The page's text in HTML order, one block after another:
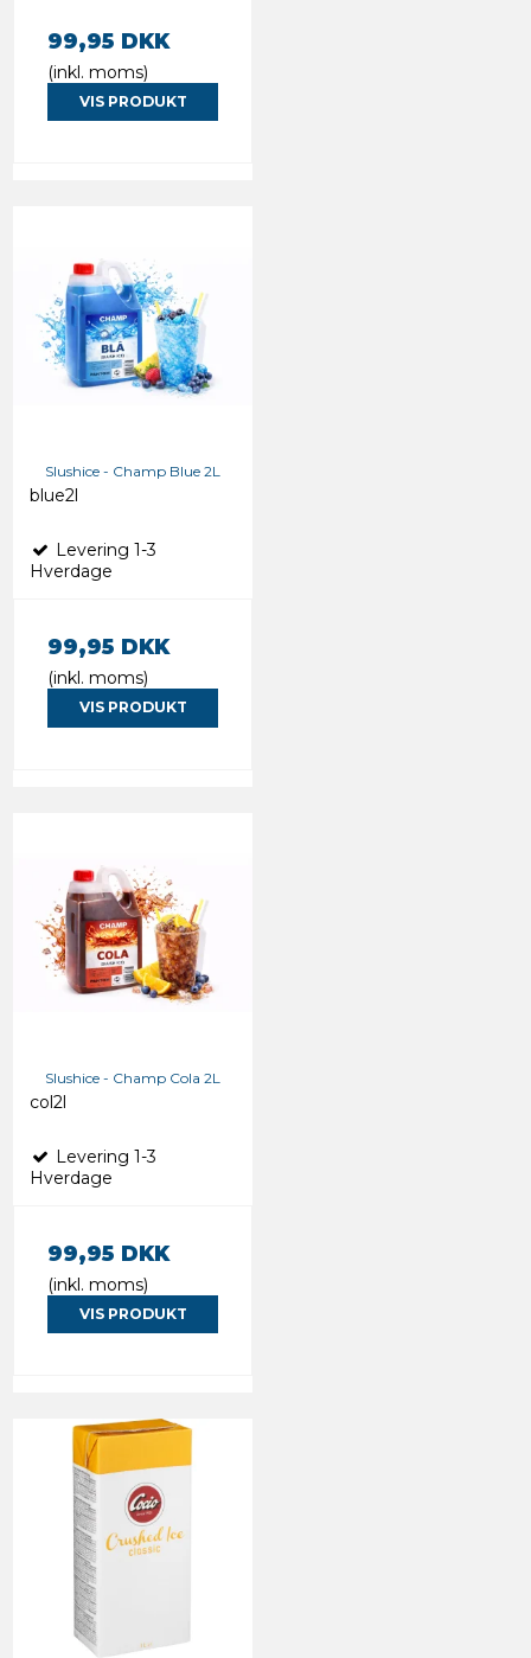
99,95 DKK
(inkl. moms)
VIS PRODUKT
Slushice - Champ Blue 2L
blue2l
Levering 1-3
Hverdage
99,95 DKK
(inkl. moms)
VIS PRODUKT
Slushice - Champ Cola 2L
col2l
Levering 1-3
Hverdage
99,95 DKK
(inkl. moms)
VIS PRODUKT